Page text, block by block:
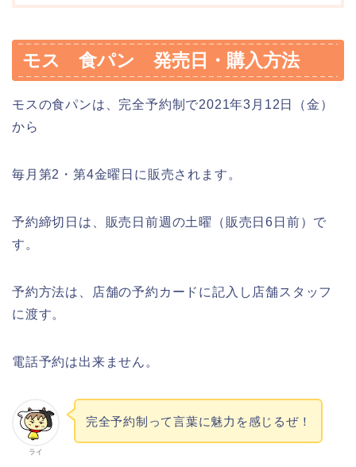
モス 食パン 発売日・購入方法
モスの食パンは、完全予約制で2021年3月12日（金）
から
毎月第2・第4金曜日に販売されます。
予約締切日は、販売日前週の土曜（販売日6日前）で
す。
予約方法は、店舗の予約カードに記入し店舗スタッフ
に渡す。
電話予約は出来ません。
ライ
完全予約制って言葉に魅力を感じるぜ！